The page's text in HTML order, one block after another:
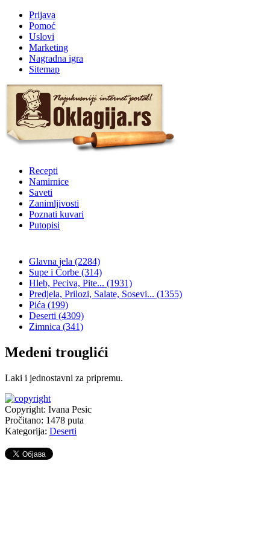
Prijava
Pomoć
Uslovi
Marketing
Nagradna igra
Sitemap
Recepti
Namirnice
Saveti
Zanimljivosti
Poznati kuvari
Putopisi
Glavna jela (2284)
Supe i Čorbe (314)
Hleb, Peciva, Pite... (1931)
Predjela, Prilozi, Salate, Sosevi... (1355)
Pića (199)
Deserti (4309)
Zimnica (341)
Medeni trouglići
Laki i jednostavni za pripremu.
Copyright: Ivana Pesic
Pročitano: 1478 puta
Kategorija: Deserti